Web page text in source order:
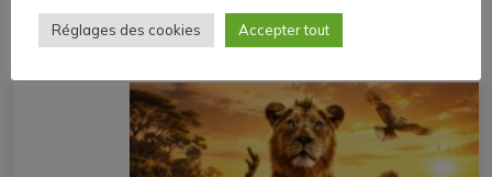
Réglages des cookies Accepter tout